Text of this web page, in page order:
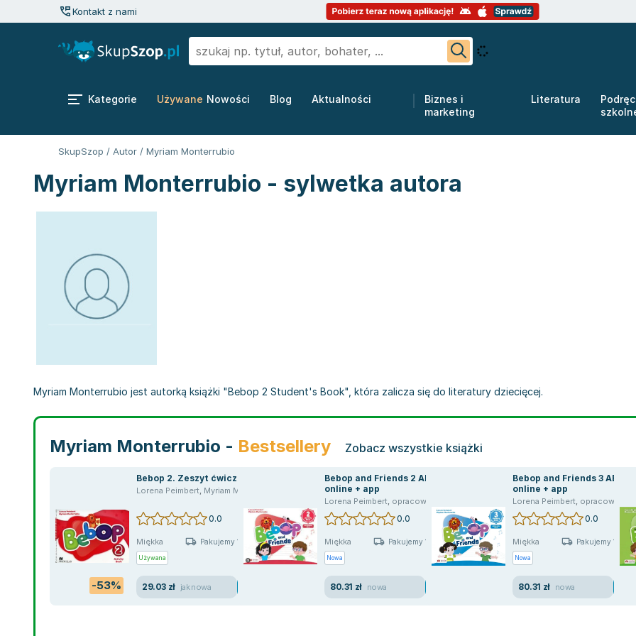
Kontakt z nami
Kategorie Używane Nowości Blog Aktualności
Biznes i
marketing
Literatura
SkupSzop / Autor / Myriam Monterrubio
Myriam Monterrubio - sylwetka autora
Myriam Monterrubio jest autorką książki "Bebop 2 Student's Book", która zalicza się do literatury dziecięcej.
Myriam Monterrubio - Bestsellery Zobacz wszystkie książki
-53%
Bebop 2. Zeszyt ćwiczeń
Lorena Peimbert, Myriam Monterrubio
0.0
Miękka Pakujemy 10.08
Używana
29.03 zł jak nowa
Bebop and Friends 2 AB +
online + app
Lorena Peimbert, opracowanie zbiorowe praca zbiorowa,Myriam Monterrubio
0.0
Miękka Pakujemy 10.08
Nowa
80.31 zł nowa
Bebop and Friends 3 AB +
online + app
Lorena Peimbert, opracowanie zbiorowe
0.0
Miękka Pakujemy 10.08
Nowa
80.31 zł nowa